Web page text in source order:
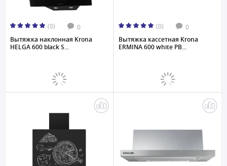
(0) 0
Вытяжка наклонная Krona
HELGA 600 black S...
(0) 0
Вытяжка кассетная Krona
ERMINA 600 white PB...